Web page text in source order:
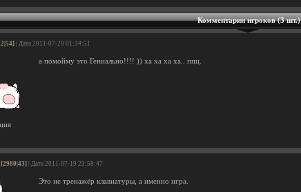
Комментарии игроков (3 шт.)
| Дата 2011-07-20 01:34:51
а помойму это Гениально!!!! )) ха ха ха ха.. ппц.
| Дата 2011-07-19 23:58:47
Это не тренажёр клавиатуры, а именно игра.